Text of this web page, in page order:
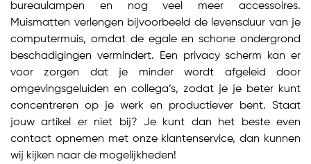
bureaulampen en nog veel meer accessoires.
Muismatten verlengen bijvoorbeeld de levensduur van je
computermuis, omdat de egale en schone ondergrond
beschadigingen vermindert. Een privacy scherm kan er
voor zorgen dat je minder wordt afgeleid door
omgevingsgeluiden en collega’s, zodat je je beter kunt
concentreren op je werk en productiever bent. Staat
jouw artikel er niet bij? Je kunt dan het beste even
contact opnemen met onze klantenservice, dan kunnen
wij kijken naar de mogelijkheden!